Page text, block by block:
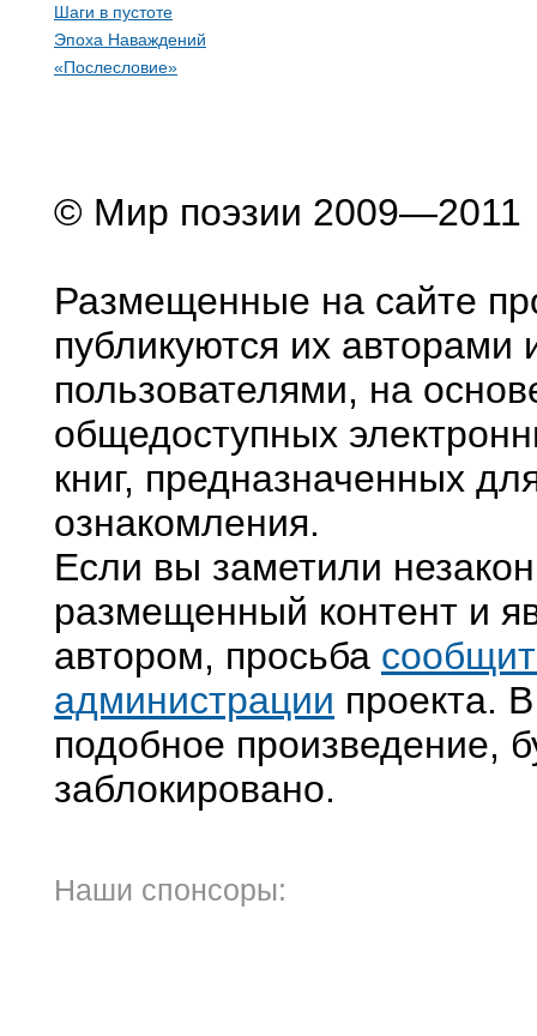
Шаги в пустоте
Эпоха Наваждений
«Послесловие»
© Мир поэзии 2009—2011
Размещенные на сайте
публикуются их авторами
пользователями, на
общедоступных
книг, предназначенных
ознакомления.
Если вы заметили
размещенный контент и
автором, просьба
администрации проекта.
подобное произведение,
заблокировано.
Наши спонсоры: